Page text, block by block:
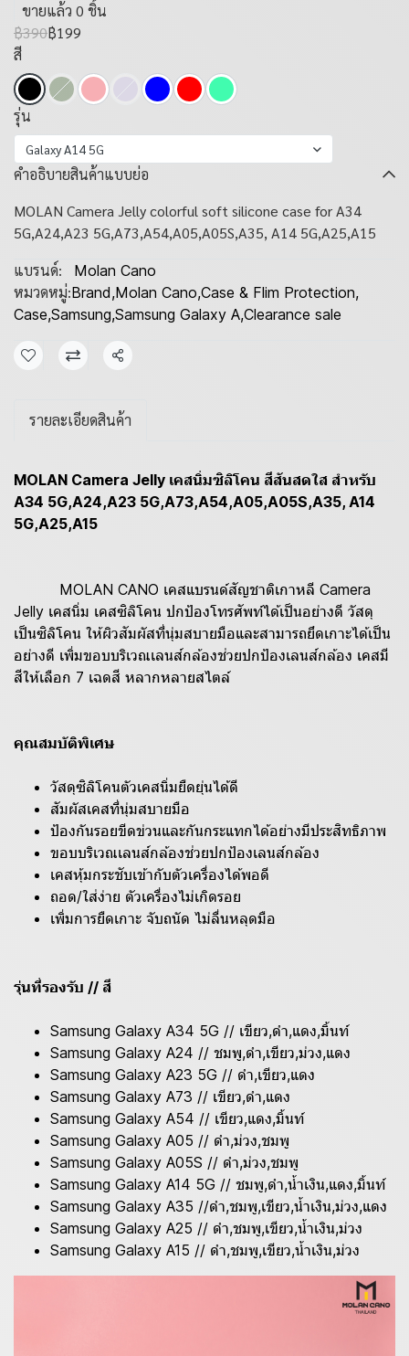
ขายแล้ว 0 ชิ้น
฿390฿199
สี
รุ่น
Galaxy A14 5G
คำอธิบายสินค้าแบบย่อ
MOLAN Camera Jelly colorful soft silicone case for A34
5G,A24,A23 5G,A73,A54,A05,A05S,A35, A14 5G,A25,A15
แบรนด์:
Molan Cano
หมวดหมู่:Brand,Molan Cano,Case & Flim Protection,
Case,Samsung,Samsung Galaxy A,Clearance sale
แชร์
รายละเอียดสินค้า
MOLAN Camera Jelly เคสนิ่มซิลิโคน สีสันสดใส สำหรับ
A34 5G,A24,A23 5G,A73,A54,A05,A05S,A35, A14
5G,A25,A15
MOLAN CANO เคสแบรนด์สัญชาติเกาหลี Camera
Jelly เคสนิ่ม เคสซิลิโคน ปกป้องโทรศัพท์ได้เป็นอย่างดี วัสดุ
เป็นซิลิโคน ให้ผิวสัมผัสที่นุ่มสบายมือและสามารถยึดเกาะได้เป็น
อย่างดี เพิ่มขอบบริเวณเลนส์กล้องช่วยปกป้องเลนส์กล้อง เคสมี
สีให้เลือก 7 เฉดสี หลากหลายสไตล์
คุณสมบัติพิเศษ
วัสดุซิลิโคนตัวเคสนิ่มยืดยุ่นได้ดี
สัมผัสเคสที่นุ่มสบายมือ
ป้องกันรอยขีดข่วนและกันกระแทกได้อย่างมีประสิทธิภาพ
ขอบบริเวณเลนส์กล้องช่วยปกป้องเลนส์กล้อง
เคสหุ้มกระชับเข้ากับตัวเครื่องได้พอดี
ถอด/ใส่ง่าย ตัวเครื่องไม่เกิดรอย
เพิ่มการยืดเกาะ จับถนัด ไม่ลื่นหลุดมือ
รุ่นที่รองรับ // สี
Samsung Galaxy A34 5G // เขียว,ดำ,แดง,มิ้นท์
Samsung Galaxy A24 // ชมพู,ดำ,เขียว,ม่วง,แดง
Samsung Galaxy A23 5G // ดำ,เขียว,แดง
Samsung Galaxy A73 // เขียว,ดำ,แดง
Samsung Galaxy A54 // เขียว,แดง,มิ้นท์
Samsung Galaxy A05 // ดำ,ม่วง,ชมพู
Samsung Galaxy A05S // ดำ,ม่วง,ชมพู
Samsung Galaxy A14 5G // ชมพู,ดำ,น้ำเงิน,แดง,มิ้นท์
Samsung Galaxy A35 //ดำ,ชมพู,เขียว,น้ำเงิน,ม่วง,แดง
Samsung Galaxy A25 // ดำ,ชมพู,เขียว,น้ำเงิน,ม่วง
Samsung Galaxy A15 // ดำ,ชมพู,เขียว,น้ำเงิน,ม่วง